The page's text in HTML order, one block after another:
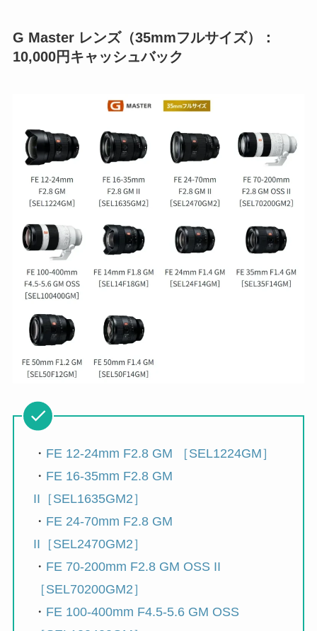
G Master レンズ（35mmフルサイズ）：
10,000円キャッシュバック
・ FE 12-24mm F2.8 GM ［SEL1224GM］
・ FE 16-35mm F2.8 GM
II［SEL1635GM2］
・ FE 24-70mm F2.8 GM
II［SEL2470GM2］
・ FE 70-200mm F2.8 GM OSS II
［SEL70200GM2］
・ FE 100-400mm F4.5-5.6 GM OSS